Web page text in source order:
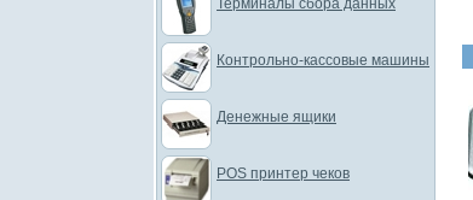
Терминалы сбора данных
Контрольно-кассовые машины
Денежные ящики
POS принтер чеков